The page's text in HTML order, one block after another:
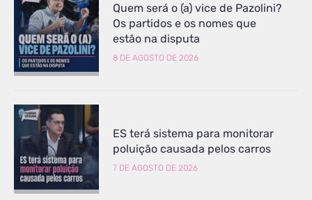
Quem será o (a) vice de Pazolini?
Os partidos e os nomes que
estão na disputa
8 DE AGOSTO DE 2026
ES terá sistema para monitorar
poluição causada pelos carros
7 DE AGOSTO DE 2026